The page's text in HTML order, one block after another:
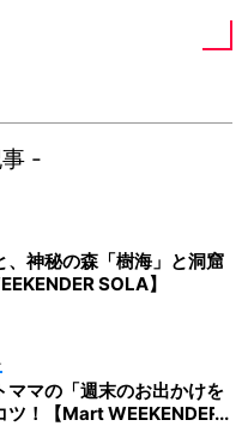
-
、神秘の森「樹海」と洞窟
SOLA】
ママの「週末のお出かけを
ツ！【Mart WEEKENDER